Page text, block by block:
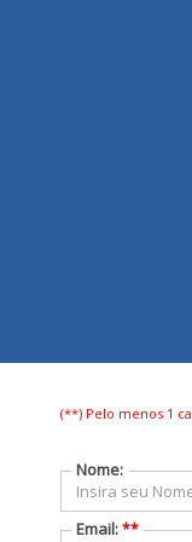
(**) Pelo menos 1
Nome:
Email:**